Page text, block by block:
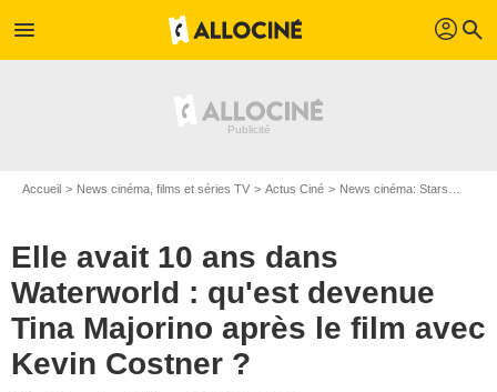
menu profil search
Accueil News cinéma, films et séries TV Actus Ciné News cinéma: Stars
Elle avait 10 ans dans
Waterworld : qu'est devenue
Tina Majorino après le film avec
Kevin Costner ?